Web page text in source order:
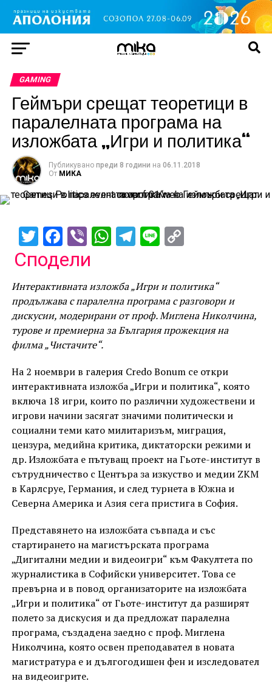
GAMING
Геймъри срещат теоретици в
паралелната програма на
изложбата „Игри и политика“
Публикувано преди 8 години на 06.11.2018
От МИКА
TwitterFacebook
ViberWhatsApp
Telegram
Line
Сподели
Интерактивната изложба „Игри и политика“
продължава с паралелна програма с разговори и
дискусии, модерирани от проф. Миглена Николчина,
турове и премиерна за България прожекция на
филма „Чистачите“.
На 2 ноември в галерия Credo Bonum се откри
интерактивната изложба „Игри и политика“, която
включа 18 игри, които по различни художествени и
игрови начини засягат значими политически и
социални теми като милитаризъм, миграция,
цензура, медийна критика, диктаторски режими и
др. Изложбата е пътуващ проект на Гьоте-институт в
сътрудничество с Центъра за изкуство и медии ZKM
в Карлсруе, Германия, и след турнета в Южна и
Северна Америка и Азия сега пристига в София.
Представянето на изложбата съвпада и със
стартирането на магистърската програма
„Дигитални медии и видеоигри“ към Факултета по
журналистика в Софийски университет. Това се
превърна и в повод организаторите на изложбата
„Игри и политика“ от Гьоте-институт да разширят
полето за дискусия и да предложат паралелна
програма, създадена заедно с проф. Миглена
Николчина, която освен преподавател в новата
магистратура е и дългогодишен фен и изследовател
на видеоигрите.